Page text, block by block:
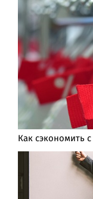
Как сэкономить